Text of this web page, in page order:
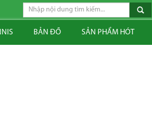
BẢN ĐỒ SẢN PHẨM HÓT